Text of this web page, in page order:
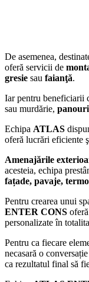
De asemenea,
oferă servicii de
gresie sau faianţă.
Iar pentru beneficiarii
sau murdărie,
Echipa ATLAS
oferă lucrări eficiente
Amenajările
acesteia, echipa
fațade, pavaje,
Pentru crearea unui
ENTER CONS
personalizate în
Pentru ca fiecare
necasară o
ca rezultatul final să